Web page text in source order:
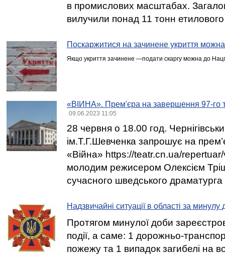
в промислових масштабах.
вилучили понад 11 тонн етилового
Поскаржитися на зачинене укриття можна
Якщо укриття зачинене —подати скаргу можна до
«ВІЙНА». Прем'єра на завершення 97-го
09.06.2023 11:05
28 червня о 18.00 год.
ім.Т.Г.Шевченка запрошує на
«Війна» https://teatr.cn.ua/
молодим режисером Олексієм
сучасного шведського
Надзвичайні ситуації в області за минулу
Протягом минулої доби
події, а саме: 1 дорожньо-
пожежу та 1 випадок загибелі на